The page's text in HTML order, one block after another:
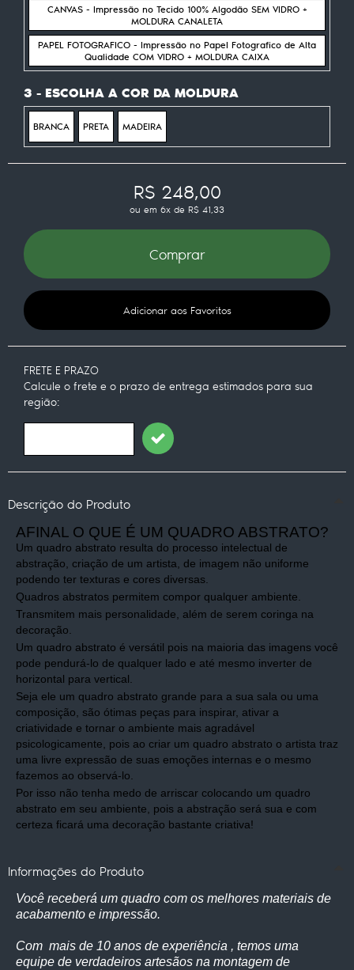
CANVAS - Impressão no Tecido 100% Algodão SEM VIDRO +
MOLDURA CANALETA
PAPEL FOTOGRAFICO - Impressão no Papel Fotografico de Alta
Qualidade COM VIDRO + MOLDURA CAIXA
3 - ESCOLHA A COR DA MOLDURA
BRANCA PRETA MADEIRA
R$ 248,00
ou em 6x de R$ 41,33
Comprar
Adicionar aos Favoritos
FRETE E PRAZO
Calcule o frete e o prazo de entrega estimados para sua
região:
Descrição do Produto
AFINAL O QUE É UM QUADRO ABSTRATO?
Um quadro abstrato resulta do processo intelectual de
abstração, criação de um artista, de imagem não uniforme
podendo ter texturas e cores diversas.
Quadros abstratos permitem compor qualquer ambiente.
Transmitem mais personalidade, além de serem coringa na
decoração.
Um quadro abstrato é versátil pois na maioria das imagens você
pode pendurá-lo de qualquer lado e até mesmo inverter de
horizontal para vertical.
Seja ele um quadro abstrato grande para a sua sala ou uma
composição, são ótimas peças para inspirar, ativar a
criatividade e tornar o ambiente mais agradável
psicologicamente, pois ao criar um quadro abstrato o artista traz
uma livre expressão de suas emoções internas e o mesmo
fazemos ao observá-lo.
Por isso não tenha medo de arriscar colocando um quadro
abstrato em seu ambiente, pois a abstração será sua e com
certeza ficará uma decoração bastante criativa!
Informações do Produto
Você receberá um quadro com os melhores materiais de
acabamento e impressão.
Com mais de 10 anos de experiência , temos uma
equipe de verdadeiros artesãos na montagem de